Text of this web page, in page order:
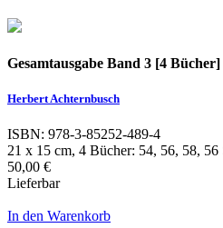
Gesamtausgabe Band 3 [4 Bücher]
Herbert Achternbusch
ISBN: 978-3-85252-489-4
21 x 15 cm, 4 Bücher: 54, 56, 58, 56
50,00 €
Lieferbar
In den Warenkorb